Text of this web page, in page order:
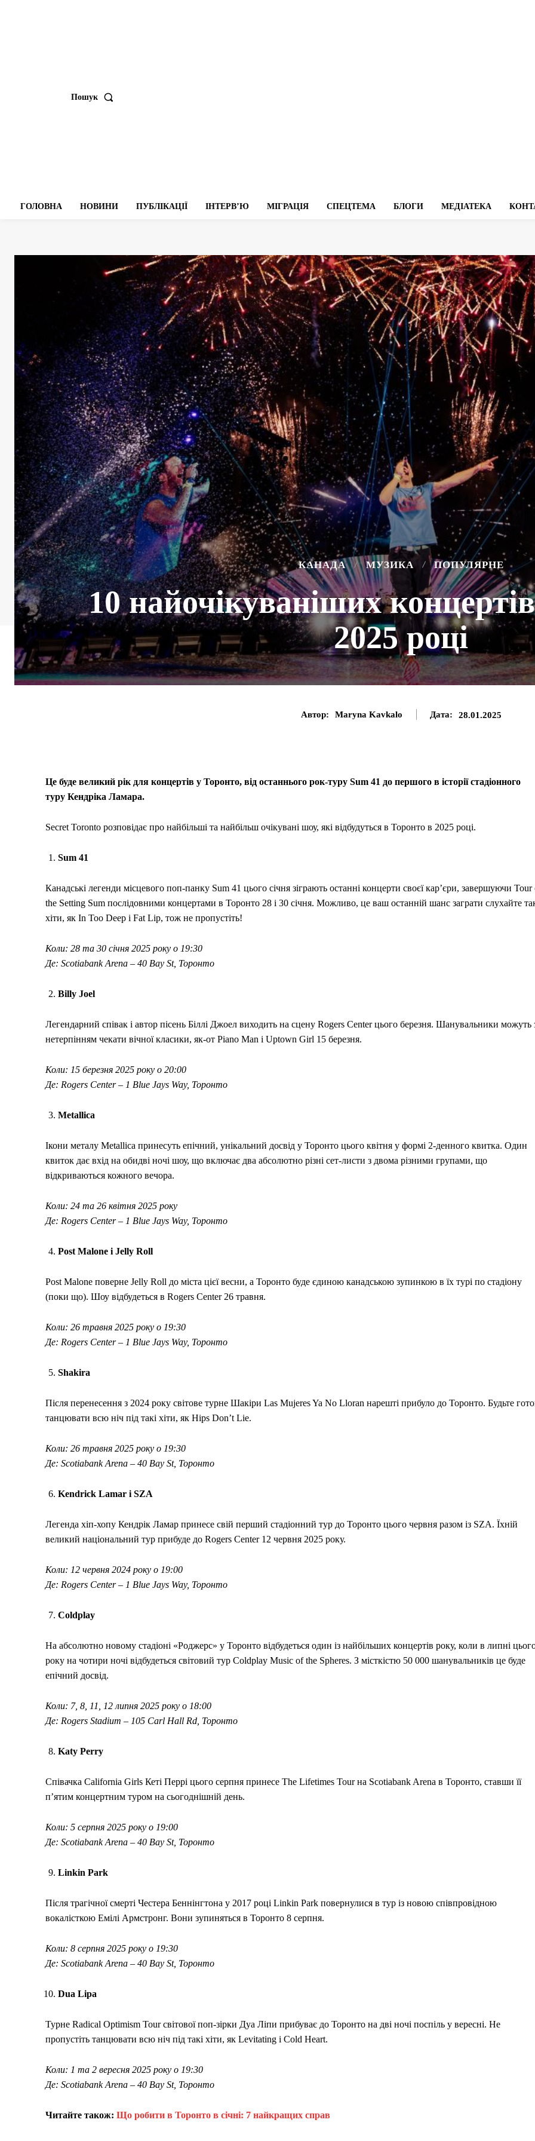
Пошук
ГОЛОВНА НОВИНИ ПУБЛІКАЦІЇ ІНТЕРВʼЮ МІГРАЦІЯ СПЕЦТЕМА БЛОГИ МЕДІАТЕКА
КАНАДА МУЗИКА ПОПУЛЯРНЕ
10 найочікуваніших
2025 році
Автор: Maryna Kavkalo Дата: 28.01.2025
Це буде великий рік для концертів у Торонто, від останнього рок-туру Sum 41 до першого в історії стадіонного
туру Кендріка Ламара.
Secret Toronto розповідає про найбільші та найбільш очікувані шоу, які відбудуться в Торонто в 2025 році.
Sum 41
Канадські легенди місцевого поп-панку Sum 41 цього січня зіграють останні концерти своєї кар’єри, завершуючи Tour
the Setting Sum послідовними концертами в Торонто 28 і 30 січня. Можливо, це ваш останній шанс заграти слухайте
хіти, як In Too Deep і Fat Lip, тож не пропустіть!
Коли: 28 та 30 січня 2025 року о 19:30
Де: Scotiabank Arena – 40 Bay St, Торонто
Billy Joel
Легендарний співак і автор пісень Біллі Джоел виходить на сцену Rogers Center цього березня. Шанувальники можуть
нетерпінням чекати вічної класики, як-от Piano Man і Uptown Girl 15 березня.
Коли: 15 березня 2025 року о 20:00
Де: Rogers Center – 1 Blue Jays Way, Торонто
Metallica
Ікони металу Metallica принесуть епічний, унікальний досвід у Торонто цього квітня у формі 2-денного квитка. Один
квиток дає вхід на обидві ночі шоу, що включає два абсолютно різні сет-листи з двома різними групами, що
відкриваються кожного вечора.
Коли: 24 та 26 квітня 2025 року
Де: Rogers Center – 1 Blue Jays Way, Торонто
Post Malone і Jelly Roll
Post Malone поверне Jelly Roll до міста цієї весни, а Торонто буде єдиною канадською зупинкою в їх турі по стадіону
(поки що). Шоу відбудеться в Rogers Center 26 травня.
Коли: 26 травня 2025 року о 19:30
Де: Rogers Center – 1 Blue Jays Way, Торонто
Shakira
Після перенесення з 2024 року світове турне Шакіри Las Mujeres Ya No Lloran нарешті прибуло до Торонто. Будьте
танцювати всю ніч під такі хіти, як Hips Don’t Lie.
Коли: 26 травня 2025 року о 19:30
Де: Scotiabank Arena – 40 Bay St, Торонто
Kendrick Lamar і SZA
Легенда хіп-хопу Кендрік Ламар принесе свій перший стадіонний тур до Торонто цього червня разом із SZA. Їхній
великий національний тур прибуде до Rogers Center 12 червня 2025 року.
Коли: 12 червня 2024 року о 19:00
Де: Rogers Center – 1 Blue Jays Way, Торонто
Coldplay
На абсолютно новому стадіоні «Роджерс» у Торонто відбудеться один із найбільших концертів року, коли в липні
року на чотири ночі відбудеться світовий тур Coldplay Music of the Spheres. З місткістю 50 000 шанувальників це буде
епічний досвід.
Коли: 7, 8, 11, 12 липня 2025 року о 18:00
Де: Rogers Stadium – 105 Carl Hall Rd, Торонто
Katy Perry
Співачка California Girls Кеті Перрі цього серпня принесе The Lifetimes Tour на Scotiabank Arena в Торонто, ставши її
п’ятим концертним туром на сьогоднішній день.
Коли: 5 серпня 2025 року о 19:00
Де: Scotiabank Arena – 40 Bay St, Торонто
Linkin Park
Після трагічної смерті Честера Беннінгтона у 2017 році Linkin Park повернулися в тур із новою співпровідною
вокалісткою Емілі Армстронг. Вони зупиняться в Торонто 8 серпня.
Коли: 8 серпня 2025 року о 19:30
Де: Scotiabank Arena – 40 Bay St, Торонто
Dua Lipa
Турне Radical Optimism Tour світової поп-зірки Дуа Ліпи прибуває до Торонто на дві ночі поспіль у вересні. Не
пропустіть танцювати всю ніч під такі хіти, як Levitating і Cold Heart.
Коли: 1 та 2 вересня 2025 року о 19:30
Де: Scotiabank Arena – 40 Bay St, Торонто
Читайте також: Що робити в Торонто в січні: 7 найкращих справ